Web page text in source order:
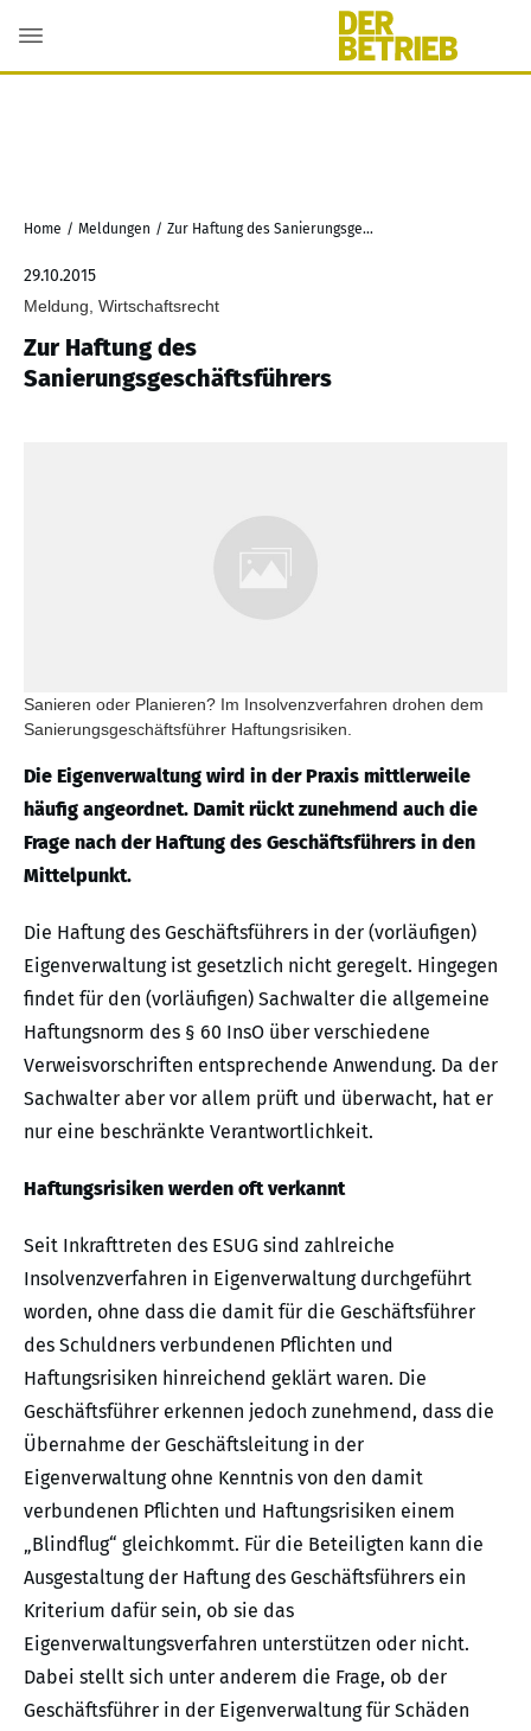
Home / Meldungen / Zur Haftung des Sanierungsgeschäftsführers
29.10.2015
Meldung, Wirtschaftsrecht
Zur Haftung des
Sanierungsgeschäftsführers
Sanieren oder Planieren? Im Insolvenzverfahren drohen dem
Sanierungsgeschäftsführer Haftungsrisiken.
Die Eigenverwaltung wird in der Praxis mittlerweile
häufig angeordnet. Damit rückt zunehmend auch die
Frage nach der Haftung des Geschäftsführers in den
Mittelpunkt.
Die Haftung des Geschäftsführers in der (vorläufigen)
Eigenverwaltung ist gesetzlich nicht geregelt. Hingegen
findet für den (vorläufigen) Sachwalter die allgemeine
Haftungsnorm des § 60 InsO über verschiedene
Verweisvorschriften entsprechende Anwendung. Da der
Sachwalter aber vor allem prüft und überwacht, hat er
nur eine beschränkte Verantwortlichkeit.
Haftungsrisiken werden oft verkannt
Seit Inkrafttreten des ESUG sind zahlreiche
Insolvenzverfahren in Eigenverwaltung durchgeführt
worden, ohne dass die damit für die Geschäftsführer
des Schuldners verbundenen Pflichten und
Haftungsrisiken hinreichend geklärt waren. Die
Geschäftsführer erkennen jedoch zunehmend, dass die
Übernahme der Geschäftsleitung in der
Eigenverwaltung ohne Kenntnis von den damit
verbundenen Pflichten und Haftungsrisiken einem
„Blindflug“ gleichkommt. Für die Beteiligten kann die
Ausgestaltung der Haftung des Geschäftsführers ein
Kriterium dafür sein, ob sie das
Eigenverwaltungsverfahren unterstützen oder nicht.
Dabei stellt sich unter anderem die Frage, ob der
Geschäftsführer in der Eigenverwaltung für Schäden